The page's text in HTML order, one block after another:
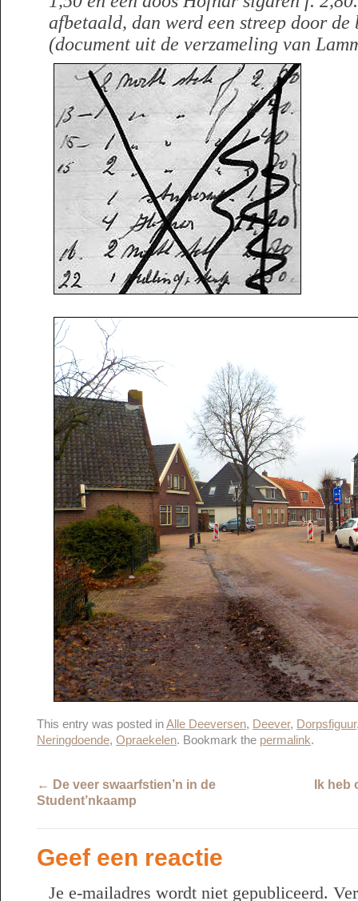
afbetaald, dan werd een streep door
(document uit de verzameling van
This entry was posted inAlle Deeversen, Deever, Dorpsfiguur
Neringdoende, Opraekelen. Bookmark the permalink.
← De veer swaarfstien’n in de
Student’nkaamp
Ik
Geef een reactie
Je e-mailadres wordt niet gepubliceerd.